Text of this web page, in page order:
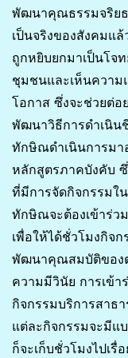
พัฒนาคุณธรรมจริยธ
เป็นจริงของสังคมแ
ถูกหยิบยกมาเป็นโจ
ชุมชนและเห็นความ
โอกาส ซึ่งจะช่วยต่อ
พัฒนาวิธีการดำเนิน
ทักษิณดำเนินการมา
หลักสูตรภาคบังคับ
ที่มีการจัดกิจกรรม
ทักษิณจะต้องเข้าร่
เพื่อให้ได้ชั่วโมงกิจ
พัฒนาคุณสมบัติของต
ความมีวินัย การเข้า
กิจกรรมบริการสาธ
แต่ละกิจกรรมจะมีแ
ก็จะเก็บชั่วโมงไปเรื่